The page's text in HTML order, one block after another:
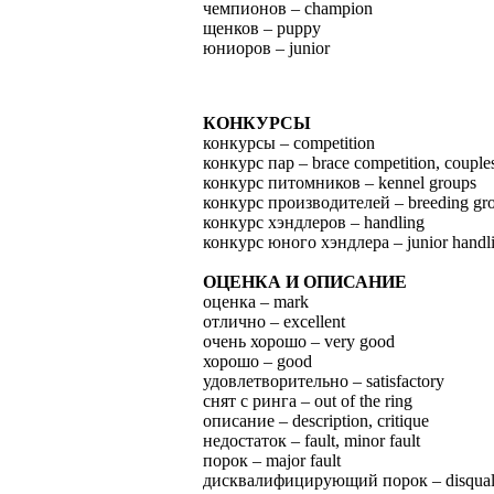
чемпионов – champion
щенков – puppy
юниоров – junior
КОНКУРСЫ
конкурсы – competition
конкурс пар – brace competition,
конкурс питомников – kennel groups
конкурс производителей – breeding
конкурс хэндлеров – handling
конкурс юного хэндлера – junior
ОЦЕНКА И ОПИСАНИЕ
оценка – mark
отлично – excellent
очень хорошо – very good
хорошо – good
удовлетворительно – satisfactory
снят с ринга – out of the ring
описание – description, critique
недостаток – fault, minor fault
порок – major fault
дисквалифицирующий порок –